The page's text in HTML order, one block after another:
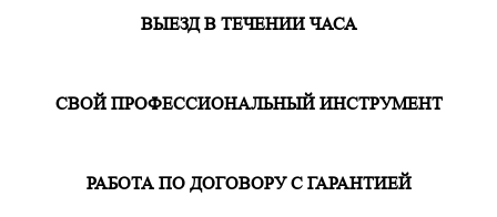
ВЫЕЗД В ТЕЧЕНИИ ЧАСА
СВОЙ ПРОФЕССИОНАЛЬНЫЙ ИНСТРУМЕНТ
РАБОТА ПО ДОГОВОРУ С ГАРАНТИЕЙ